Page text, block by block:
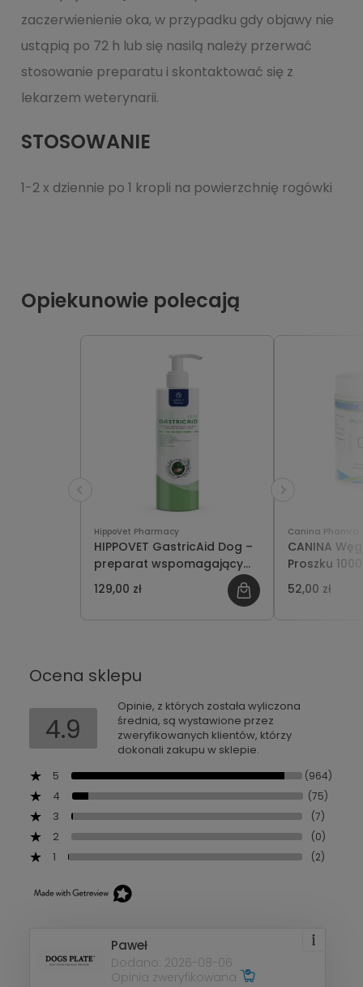
zaczerwienienie oka, w przypadku gdy objawy nie
ustąpią po 72 h lub się nasilą należy przerwać
stosowanie preparatu i skontaktować się z
lekarzem weterynarii.
STOSOWANIE
1-2 x dziennie po 1 kropli na powierzchnię rogówki
Opiekunowie polecają
HippoVet Pharmacy
HIPPOVET GastricAid Dog –
preparat wspomagający
leczenie wrzodów u psów
250ml
129,00 zł
Canina Phamra
CANINA
Proszku
52,00 zł
Ocena sklepu
4.9
Opinie, z których została wyliczona
średnia, są wystawione przez
zweryfikowanych klientów, którzy
dokonali zakupu w sklepie.
5
(964)
4 (75)
3 (7)
2 (0)
1 (2)
Paweł
Dodano: 2026-08-06
Opinia zweryfikowana